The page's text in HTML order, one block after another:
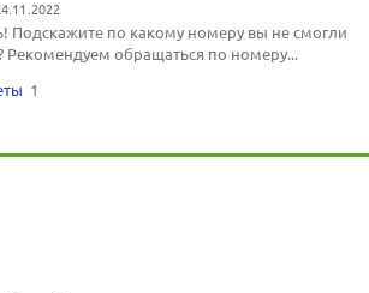
Подскажите по какому номеру вы не смогли
Рекомендуем обращаться по номеру...
1